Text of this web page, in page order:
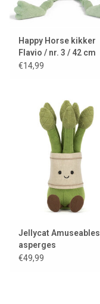
Happy Horse kikker
Flavio / nr. 3 / 42 cm
€14,99
Jellycat Amuseables
asperges
€49,99